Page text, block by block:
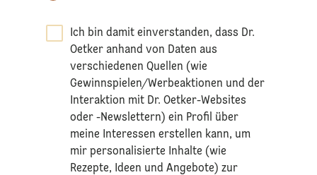
Ich bin damit einverstanden, dass Dr.
Oetker anhand von Daten aus
verschiedenen Quellen (wie
Gewinnspielen/Werbeaktionen und der
Interaktion mit Dr. Oetker-Websites
oder -Newslettern) ein Profil über
meine Interessen erstellen kann, um
mir personalisierte Inhalte (wie
Rezepte, Ideen und Angebote) zur